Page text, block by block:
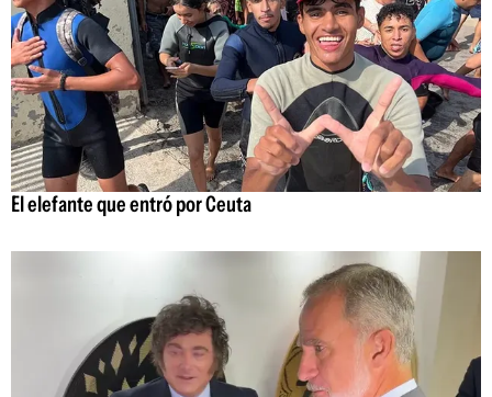
El elefante que entró por Ceuta